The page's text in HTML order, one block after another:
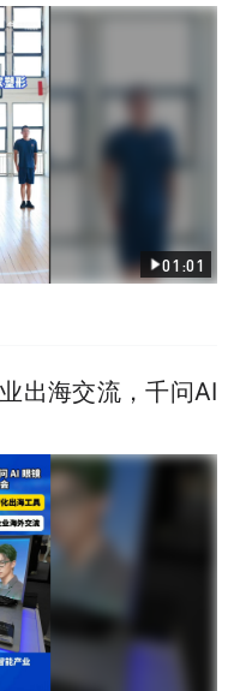
01:01
出海交流，千问AI